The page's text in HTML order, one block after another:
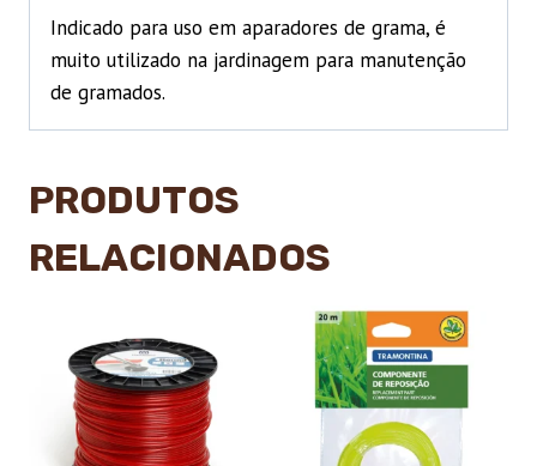
Indicado para uso em aparadores de grama, é
muito utilizado na jardinagem para manutenção
de gramados.
PRODUTOS
RELACIONADOS